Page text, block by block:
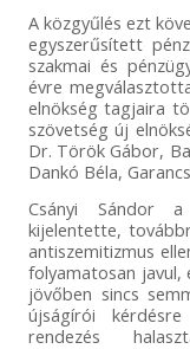
A közgyűlés ezt
egyszerűsített
szakmai és
évre
elnökség tagjaira
szövetség új
Dr. Török Gábor,
Dankó Béla,
Csányi Sándor
kijelentette,
antiszemitizmus
folyamatosan javul,
jövőben sincs
újságírói
rendezés